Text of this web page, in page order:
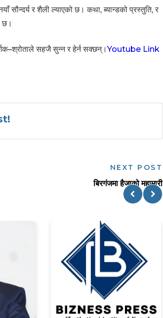
सौन्दर्य र शैली ल्याएको छ। कथा, ब्यान्डको प्रस्तुति, र
छ।
सहजै सुन्न र हेर्न सक्छन्।Youtube Link
NEXT POST
बिरगंजमा हैजाको महामारी